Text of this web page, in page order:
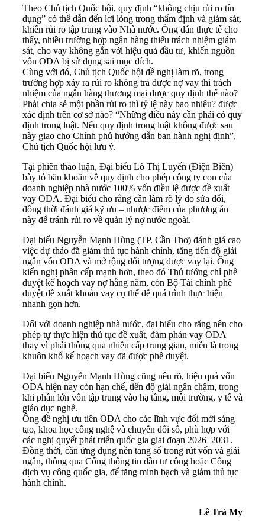
Theo Chủ tịch Quốc hội, quy định “không chịu rủi ro tín
dụng” có thể dẫn đến lơi lỏng trong thẩm định và giám sát,
khiến rủi ro tập trung vào Nhà nước. Ông dẫn thực tế cho
thấy, nhiều trường hợp ngân hàng thiếu trách nhiệm giám
sát, cho vay không gắn với hiệu quả đầu tư, khiến nguồn
vốn ODA bị sử dụng sai mục đích.
Cùng với đó, Chủ tịch Quốc hội đề nghị làm rõ, trong
trường hợp xảy ra rủi ro không trả được nợ vay thì trách
nhiệm của ngân hàng thương mại được quy định thế nào?
Phải chia sẻ một phần rủi ro thì tỷ lệ này bao nhiêu? được
xác định trên cơ sở nào? “Những điều này cần phải có quy
định trong luật. Nếu quy định trong luật không được sau
này giao cho Chính phủ hướng dẫn ban hành nghị định”,
Chủ tịch Quốc hội lưu ý.
Tại phiên thảo luận, Đại biểu Lò Thị Luyến (Điện Biên)
bày tỏ băn khoăn về quy định cho phép công ty con của
doanh nghiệp nhà nước 100% vốn điều lệ được đề xuất
vay ODA. Đại biểu cho rằng cần làm rõ lý do sửa đổi,
đồng thời đánh giá kỹ ưu – nhược điểm của phương án
này để tránh rủi ro về quản lý nợ nước ngoài.
Đại biểu Nguyễn Mạnh Hùng (TP. Cần Thơ) đánh giá cao
việc dự thảo đã giảm thủ tục hành chính, tăng tiến độ giải
ngân vốn ODA và mở rộng đối tượng được vay lại. Ông
kiến nghị phân cấp mạnh hơn, theo đó Thủ tướng chỉ phê
duyệt kế hoạch vay nợ hằng năm, còn Bộ Tài chính phê
duyệt đề xuất khoản vay cụ thể để quá trình thực hiện
nhanh gọn hơn.
Đối với doanh nghiệp nhà nước, đại biểu cho rằng nên cho
phép tự thực hiện thủ tục đề xuất, đàm phán vay ODA
thay vì phải thông qua nhiều cấp trung gian, miễn là trong
khuôn khổ kế hoạch vay đã được phê duyệt.
Đại biểu Nguyễn Mạnh Hùng cũng nêu rõ, hiệu quả vốn
ODA hiện nay còn hạn chế, tiến độ giải ngân chậm, trong
khi phần lớn vốn tập trung vào hạ tầng, môi trường, y tế và
giáo dục nghề.
Ông đề nghị ưu tiên ODA cho các lĩnh vực đổi mới sáng
tạo, khoa học công nghệ và chuyển đổi số, phù hợp với
các nghị quyết phát triển quốc gia giai đoạn 2026–2031.
Đồng thời, cần ứng dụng nền tảng số trong rút vốn và giải
ngân, thông qua Cổng thông tin đầu tư công hoặc Cổng
dịch vụ công quốc gia, để tăng minh bạch và giảm thủ tục
hành chính.
Lê Trà My